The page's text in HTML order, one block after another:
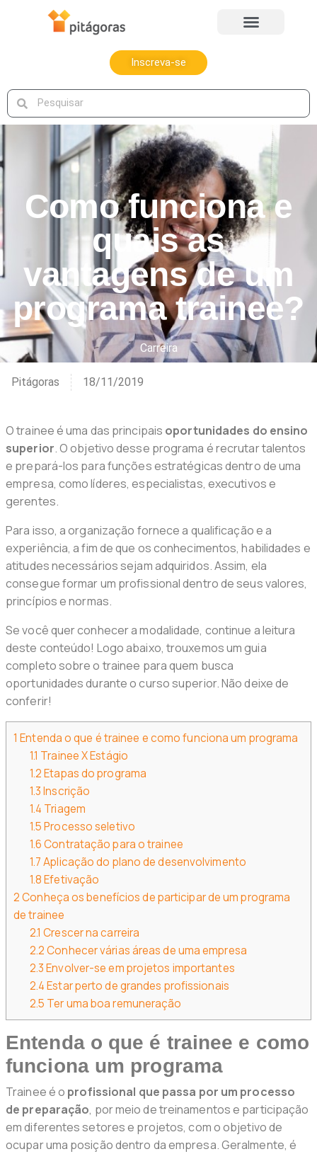
Inscreva-se
Como funciona e
quais as
vantagens de um
programa trainee?
Carreira
Pitágoras 18/11/2019
O trainee é uma das principais oportunidades do ensino
superior. O objetivo desse programa é recrutar talentos
e prepará-los para funções estratégicas dentro de uma
empresa, como líderes, especialistas, executivos e
gerentes.
Para isso, a organização fornece a qualificação e a
experiência, a fim de que os conhecimentos, habilidades e
atitudes necessários sejam adquiridos. Assim, ela
consegue formar um profissional dentro de seus valores,
princípios e normas.
Se você quer conhecer a modalidade, continue a leitura
deste conteúdo! Logo abaixo, trouxemos um guia
completo sobre o trainee para quem busca
oportunidades durante o curso superior. Não deixe de
conferir!
1 Entenda o que é trainee e como funciona um programa
1.1 Trainee X Estágio
1.2Etapas do programa
1.3Inscrição
1.4 Triagem
1.5Processo seletivo
1.6Contratação para o trainee
1.7Aplicação do plano de desenvolvimento
1.8Efetivação
2Conheça os benefícios de participar de um programa
de trainee
2.1 Crescer na carreira
2.2Conhecer várias áreas de uma empresa
2.3Envolver-se em projetos importantes
2.4Estar perto de grandes profissionais
2.5 Ter uma boa remuneração
Entenda o que é trainee e como
funciona um programa
Trainee é o profissional que passa por um processo
de preparação, por meio de treinamentos e participação
em diferentes setores e projetos, com o objetivo de
ocupar uma posição dentro da empresa. Geralmente, é